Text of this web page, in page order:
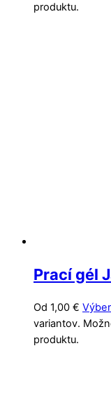
produktu.
Prací gél
Od 1,00 €
variantov.
produktu.